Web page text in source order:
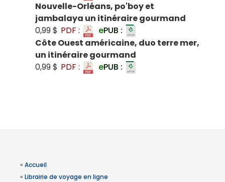
Nouvelle-Orléans, po'boy et
jambalaya un itinéraire gourmand
0,99 $ PDF : ePUB :
Côte Ouest américaine, duo terre mer,
un itinéraire gourmand
0,99 $ PDF : ePUB :
» Accueil
» Librairie de voyage en ligne